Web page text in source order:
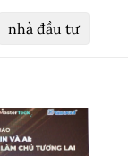
nhà đầu tư